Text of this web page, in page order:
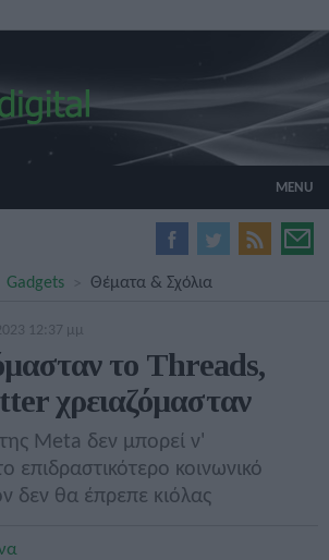
MENU
Gadgets Θέματα & Σχόλια
12:37 μμ
το Threads,
χρειαζόμασταν
Meta δεν μπορεί ν'
επιδραστικότερο κοινωνικό
δεν θα έπρεπε κιόλας